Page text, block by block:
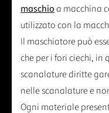
maschioa macchina
utilizzato con la
Il maschiatore può
che per i fori ciechi, in
scanalature diritte
nelle scanalature e
Ogni materiale